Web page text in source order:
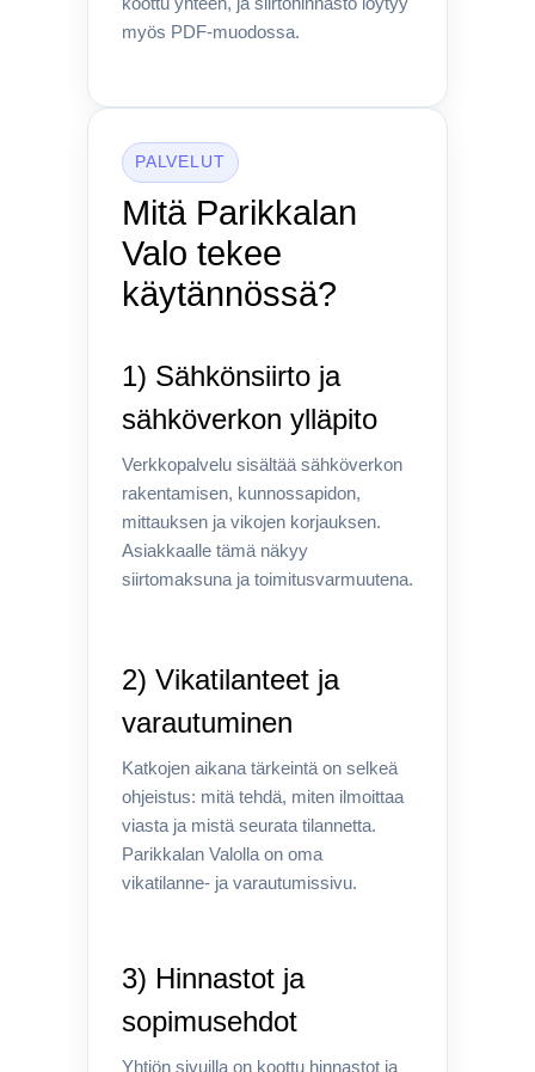
myös PDF-muodossa.
PALVELUT
Mitä Parikkalan
Valo tekee
käytännössä?
1) Sähkönsiirto ja
sähköverkon ylläpito
Verkkopalvelu sisältää sähköverkon
rakentamisen, kunnossapidon,
mittauksen ja vikojen korjauksen.
Asiakkaalle tämä näkyy
siirtomaksuna ja toimitusvarmuutena.
2) Vikatilanteet ja
varautuminen
Katkojen aikana tärkeintä on selkeä
ohjeistus: mitä tehdä, miten ilmoittaa
viasta ja mistä seurata tilannetta.
Parikkalan Valolla on oma
vikatilanne- ja varautumissivu.
3) Hinnastot ja
sopimusehdot
Yhtiön sivuilla on koottu hinnastot ja